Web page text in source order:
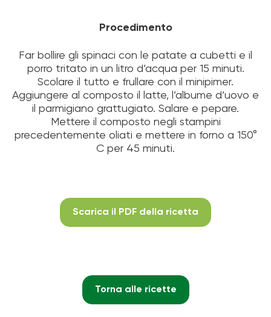
Procedimento
Far bollire gli spinaci con le patate a cubetti e il
porro tritato in un litro d’acqua per 15 minuti.
Scolare il tutto e frullare con il minipimer.
Aggiungere al composto il latte, l’albume d’uovo e
il parmigiano grattugiato. Salare e pepare.
Mettere il composto negli stampini
precedentemente oliati e mettere in forno a 150°
C per 45 minuti.
Scarica il PDF della ricetta
Torna alle ricette